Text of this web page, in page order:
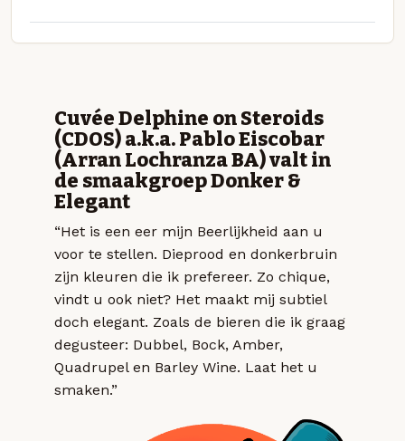
Cuvée Delphine on Steroids
(CDOS) a.k.a. Pablo Eiscobar
(Arran Lochranza BA) valt in
de smaakgroep Donker &
Elegant
“Het is een eer mijn Beerlijkheid aan u
voor te stellen. Dieprood en donkerbruin
zijn kleuren die ik prefereer. Zo chique,
vindt u ook niet? Het maakt mij subtiel
doch elegant. Zoals de bieren die ik graag
degusteer: Dubbel, Bock, Amber,
Quadrupel en Barley Wine. Laat het u
smaken.”